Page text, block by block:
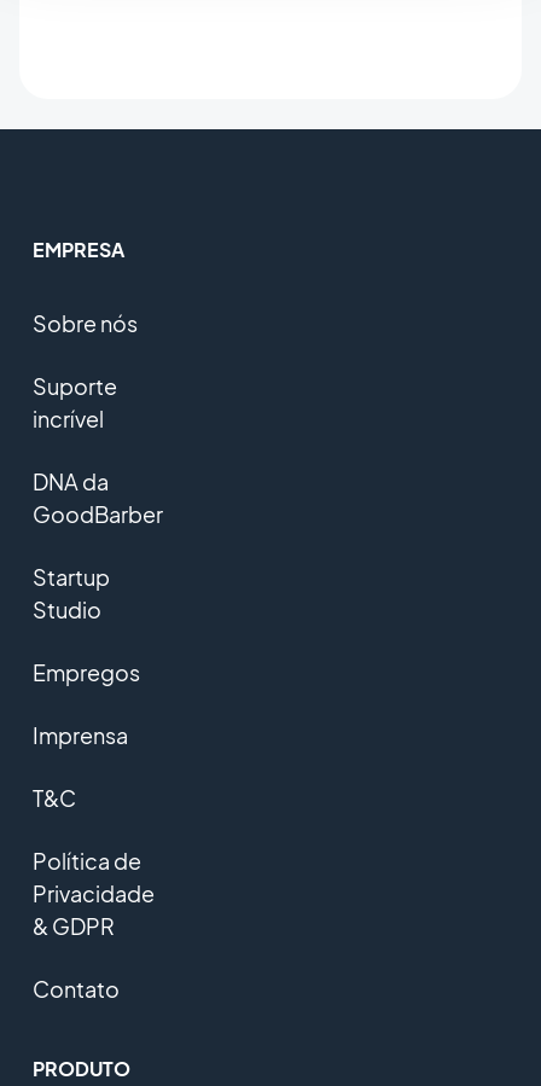
EMPRESA
Sobre nós
Suporte
incrível
DNA da
GoodBarber
Startup
Studio
Empregos
Imprensa
T&C
Política de
Privacidade
& GDPR
Contato
PRODUTO